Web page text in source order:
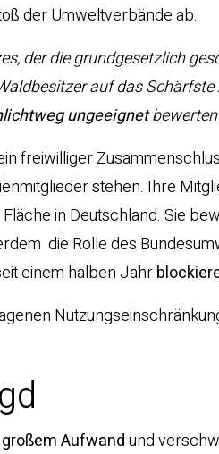
der Umweltverbände ab.
der die grundgesetzlich
auf das
ungeeignetbewerten
freiwilliger
stehen. Ihre
in Deutschland. Sie
die Rolle des
einem halben Jahr
großem Aufwandund